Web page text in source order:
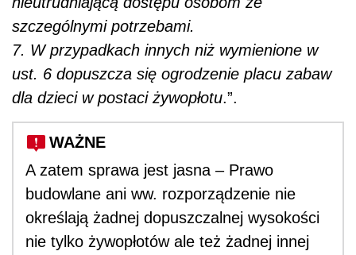
szczególnymi potrzebami.
7. W przypadkach innych niż wymienione w
ust. 6 dopuszcza się ogrodzenie placu zabaw
dla dzieci w postaci żywopłotu.”.
WAŻNE
A zatem sprawa jest jasna – Prawo
budowlane ani ww. rozporządzenie nie
określają żadnej dopuszczalnej wysokości
nie tylko żywopłotów ale też żadnej innej